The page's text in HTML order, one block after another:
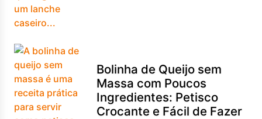
Bolinha de Queijo sem
Massa com Poucos
Ingredientes: Petisco
Crocante e Fácil de Fazer